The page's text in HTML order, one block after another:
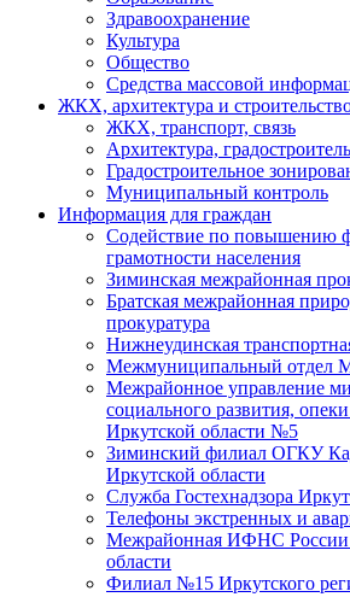
Здравоохранение
Культура
Общество
Средства массовой
ЖКХ, архитектура и
ЖКХ, транспорт, связь
Архитектура,
Градостроительное
Муниципальный контроль
Информация для граждан
Содействие по повышению
грамотности населения
Зиминская межрайонная
Братская межрайонная
прокуратура
Нижнеудинская
Межмуниципальный отдел
Межрайонное управление
социального развития,
Иркутской области №5
Зиминский филиал ОГКУ
Иркутской области
Служба Гостехнадзора
Телефоны экстренных и
Межрайонная ИФНС России
области
Филиал №15 Иркутского